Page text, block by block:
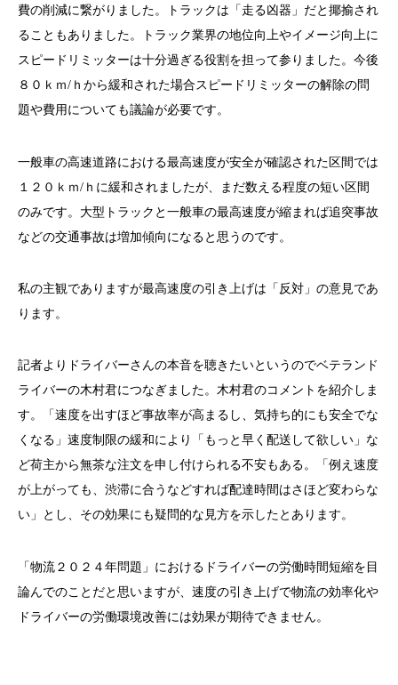
費の削減に繋がりました。トラックは「走る凶器」だと揶揄され
ることもありました。トラック業界の地位向上やイメージ向上に
スピードリミッターは十分過ぎる役割を担って参りました。今後
８０ｋｍ/ｈから緩和された場合スピードリミッターの解除の問
題や費用についても議論が必要です。
一般車の高速道路における最高速度が安全が確認された区間では
１２０ｋｍ/ｈに緩和されましたが、まだ数える程度の短い区間
のみです。大型トラックと一般車の最高速度が縮まれば追突事故
などの交通事故は増加傾向になると思うのです。
私の主観でありますが最高速度の引き上げは「反対」の意見であ
ります。
記者よりドライバーさんの本音を聴きたいというのでベテランド
ライバーの木村君につなぎました。木村君のコメントを紹介しま
す。「速度を出すほど事故率が高まるし、気持ち的にも安全でな
くなる」速度制限の緩和により「もっと早く配送して欲しい」な
ど荷主から無茶な注文を申し付けられる不安もある。「例え速度
が上がっても、渋滞に合うなどすれば配達時間はさほど変わらな
い」とし、その効果にも疑問的な見方を示したとあります。
「物流２０２４年問題」におけるドライバーの労働時間短縮を目
論んでのことだと思いますが、速度の引き上げで物流の効率化や
ドライバーの労働環境改善には効果が期待できません。